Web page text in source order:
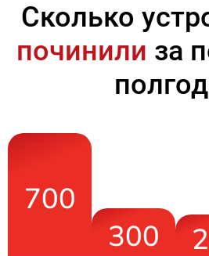
Сколько
починили за
700
300